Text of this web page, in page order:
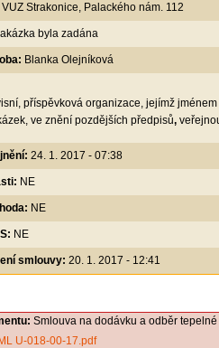
VUZ Strakonice, Palackého nám. 112
byla zadána
Blanka Olejníková
příspěvková organizace, jejímž
ve znění pozdějších předpisů,
24. 1. 2017 - 07:38
NE
NE
NE
smlouvy: 20. 1. 2017 - 12:41
Smlouva na dodávku a odběr
U-018-00-17.pdf